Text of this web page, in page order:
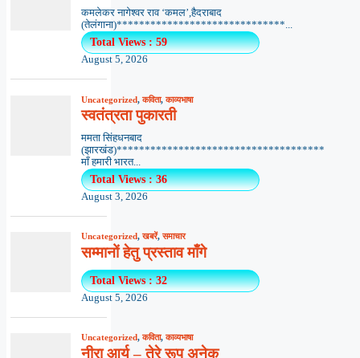
कमलेकर नागेश्वर राव ‘कमल’,हैदराबाद
(तेलंगाना)******************************...
Total Views : 59
August 5, 2026
Uncategorized,कविता,काव्यभाषा
स्वतंत्रता पुकारती
ममता सिंहधनबाद
(झारखंड)*************************************
माँ हमारी भारत...
Total Views : 36
August 3, 2026
Uncategorized,खबरें,समाचार
सम्मानों हेतु प्रस्ताव माँगे
Total Views : 32
August 5, 2026
Uncategorized,कविता,काव्यभाषा
नीरा आर्य – तेरे रूप अनेक